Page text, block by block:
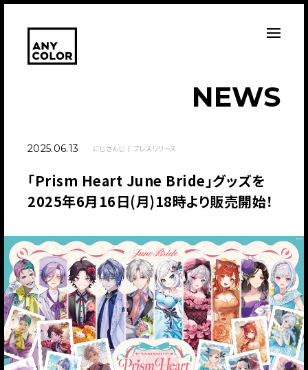
NEWS
2025.06.13 にじさんじ プレスリリース
「Prism Heart June Bride」グッズを
2025年6月16日(月)18時より販売開始！